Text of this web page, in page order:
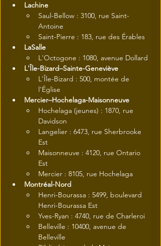
Lachine
Saul-Bellow : 3100, rue Saint-
Antoine
Saint-Pierre : 183, rue des Érables
LaSalle
L'Octogone : 1080, avenue Dollard
L'Île-Bizard–Sainte-Geneviève
L'Île-Bizard : 500, montée de
l'Église
Mercier–Hochelaga-Maisonneuve
Hochelaga (jeunes) : 1870, rue
Davidson
Langelier : 6473, rue Sherbrooke
Est
Maisonneuve : 4120, rue Ontario
Est
Mercier : 8105, rue Hochelaga
Montréal-Nord
Henri-Bourassa : 5499, boulevard
Henri-Bourassa Est
Yves-Ryan : 4740, rue de Charleroi
Belleville : 10400, avenue de
Belleville